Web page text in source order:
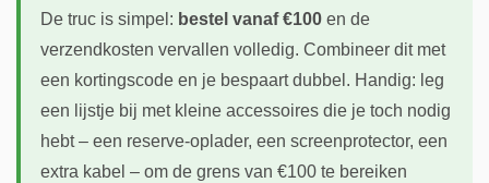
De truc is simpel: bestel vanaf €100 en de
verzendkosten vervallen volledig. Combineer dit met
een kortingscode en je bespaart dubbel. Handig: leg
een lijstje bij met kleine accessoires die je toch nodig
hebt – een reserve-oplader, een screenprotector, een
extra kabel – om de grens van €100 te bereiken